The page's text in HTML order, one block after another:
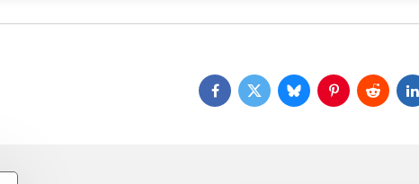
FacebookTwitterBlueskyPinterestReddit